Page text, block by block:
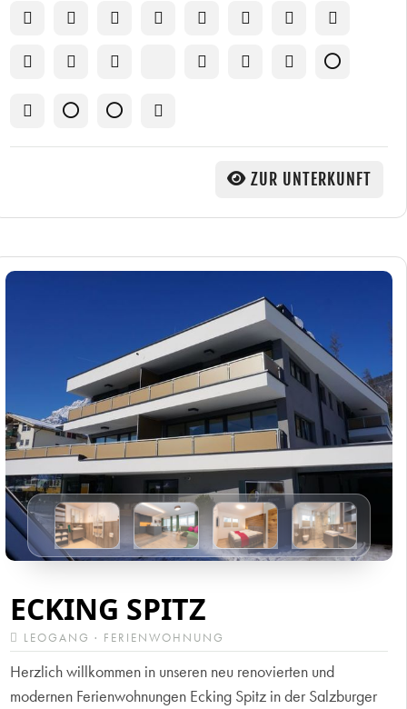
ZUR UNTERKUNFT
ECKING SPITZ
LEOGANG · FERIENWOHNUNG
Herzlich willkommen in unseren neu renovierten und
modernen Ferienwohnungen Ecking Spitz in der Salzburger